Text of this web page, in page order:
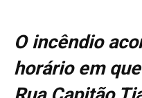
O incêndio
horário em